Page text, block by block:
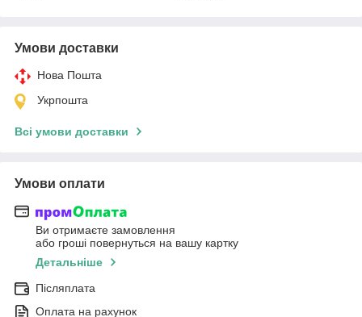
Умови доставки
Нова Пошта
Укрпошта
Всі умови доставки
Умови оплати
Ви отримаєте замовлення
або гроші повернуться на вашу картку
Детальніше
Післяплата
Оплата на рахунок